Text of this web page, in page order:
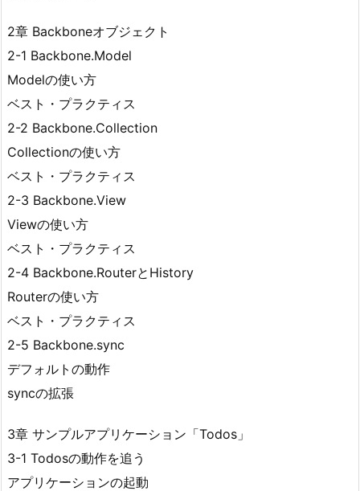
2章 Backboneオブジェクト
2-1 Backbone.Model
Modelの使い方
ベスト・プラクティス
2-2 Backbone.Collection
Collectionの使い方
ベスト・プラクティス
2-3 Backbone.View
Viewの使い方
ベスト・プラクティス
2-4 Backbone.RouterとHistory
Routerの使い方
ベスト・プラクティス
2-5 Backbone.sync
デフォルトの動作
syncの拡張
3章 サンプルアプリケーション「Todos」
3-1 Todosの動作を追う
アプリケーションの起動